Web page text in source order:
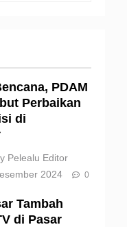
PDAM
Perbaikan
di
Pelealu Editor
2024 0
Tambah
di Pasar